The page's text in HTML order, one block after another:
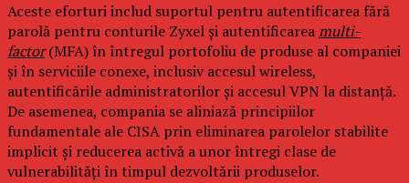
Aceste eforturi includ suportul pentru autentificarea fără
parolă pentru conturile Zyxel și autentificareamulti-
factor(MFA) în întregul portofoliu de produse al companiei
și în serviciile conexe, inclusiv accesul wireless,
autentificările administratorilor și accesul VPN la distanță.
De asemenea, compania se aliniază principiilor
fundamentale ale CISA prin eliminarea parolelor stabilite
implicit și reducerea activă a unor întregi clase de
vulnerabilități în timpul dezvoltării produselor.